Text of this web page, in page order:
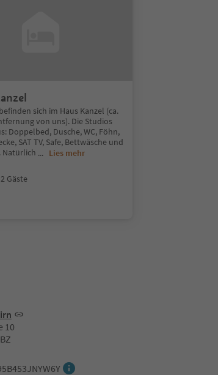
sich im Haus Kanzel (ca.
von uns). Die Studios
Doppelbed, Dusche, WC, Föhn,
SAT TV, Safe, Bettwäsche und
Natürlich ... Lies mehr
Gäste
10